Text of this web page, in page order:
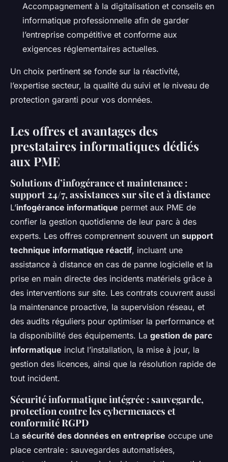
Accompagnement à la digitalisation et conseils en
informatique professionnelle afin de garder
l’entreprise compétitive et conforme aux
exigences réglementaires actuelles.
Un choix pertinent se fonde sur la réactivité,
l’expertise secteur, la qualité du suivi et le niveau de
protection garanti pour vos données.
Les offres et avantages des
prestataires informatiques dédiés
aux PME
Solutions d’infogérance et maintenance :
support 24/7, assistances sur site et à distance
L’infogérance informatique permet aux PME de
confier la gestion quotidienne de leur parc à des
experts. Les offres comprennent souvent un support
technique informatique réactif, incluant une
assistance à distance en cas de panne logicielle et la
prise en main directe des incidents matériels grâce à
des interventions sur site. Les contrats couvrent aussi
la maintenance proactive, la supervision réseau, et
des audits réguliers pour optimiser la performance et
la disponibilité des équipements. La gestion de parc
informatique inclut l’installation, la mise à jour, la
gestion des licences, ainsi que la résolution rapide de
tout incident.
Sécurité informatique intégrée : sauvegarde,
protection contre les cybermenaces et
conformité RGPD
La sécurité des données en entreprise occupe une
place centrale : sauvegardes automatisées,